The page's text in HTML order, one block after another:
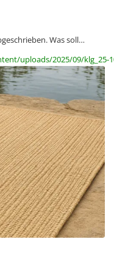
Was soll…
uploads/2025/09/klg_25-